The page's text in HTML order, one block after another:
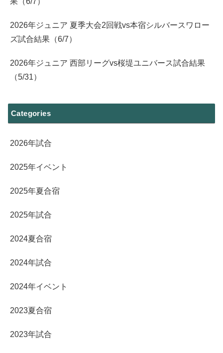
2026年ジュニア 夏季大会2回戦vs本宿シルバースワロー
ズ試合結果（6/7）
2026年ジュニア 西部リーグvs桜堤ユニバース試合結果
（5/31）
Categories
2026年試合
2025年イベント
2025年夏合宿
2025年試合
2024夏合宿
2024年試合
2024年イベント
2023夏合宿
2023年試合